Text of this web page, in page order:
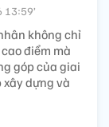
không chỉ
điểm mà
góp của giai
dựng và